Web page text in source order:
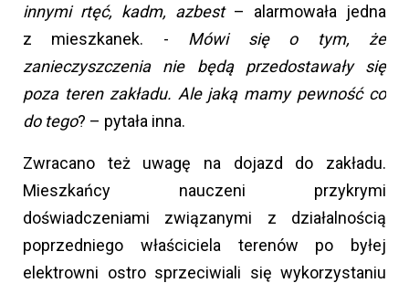
innymi rtęć, kadm, azbest – alarmowała jedna
z mieszkanek.
- Mówi się o tym, że
zanieczyszczenia nie będą przedostawały się
poza teren zakładu. Ale jaką mamy pewność co
do tego? – pytała inna.
Zwracano też uwagę na dojazd do zakładu.
Mieszkańcy nauczeni przykrymi
doświadczeniami związanymi z działalnością
poprzedniego właściciela terenów po byłej
elektrowni ostro sprzeciwiali się wykorzystaniu